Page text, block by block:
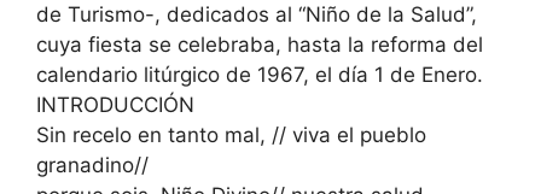
de Turismo-, dedicados al “Niño de la Salud”,
cuya fiesta se celebraba, hasta la reforma del
calendario litúrgico de 1967, el día 1 de Enero.
INTRODUCCIÓN
Sin recelo en tanto mal, // viva el pueblo
granadino//